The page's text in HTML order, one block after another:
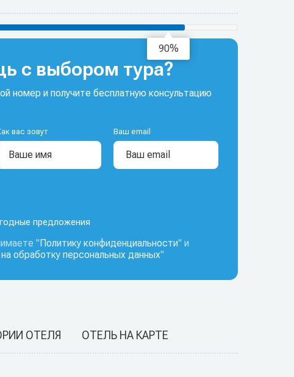
с выбором тура?
номер и получите бесплатную консультацию
вас зовут Ваш email
предложения
" Политику конфиденциальности" и
обработку персональных данных"
ОТЕЛЯ ОТЕЛЬ НА КАРТЕ